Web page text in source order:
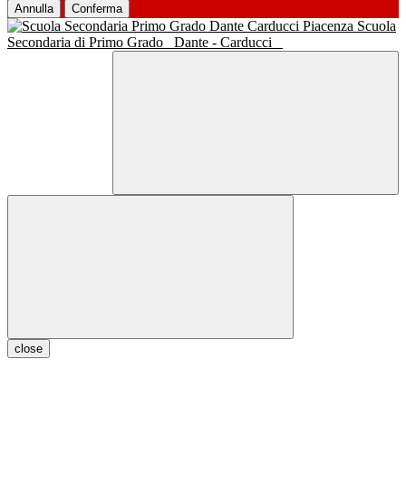
Annulla Conferma
Scuola
Secondaria di Primo Grado
Dante - Carducci
close